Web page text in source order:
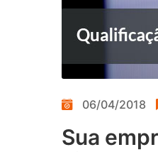
06/04/2018
Sua